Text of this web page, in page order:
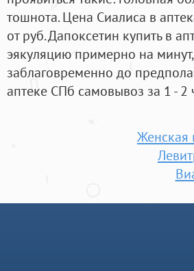
тошнота. Цена Сиалиса в
от руб. Дапоксетин купить в
эякуляцию примерно на
заблаговременно до
аптеке СПб самовывоз за 1 - 2
Женская